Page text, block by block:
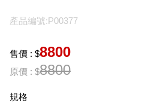
產品編號:P00377
售價 : $8800
原價 : $8800
規格